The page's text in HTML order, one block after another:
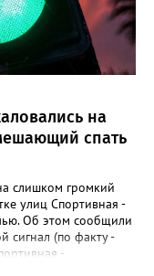
на
спать
слишком громкий
улиц Спортивная -
Об этом сообщили
сигнал (по факту -
-